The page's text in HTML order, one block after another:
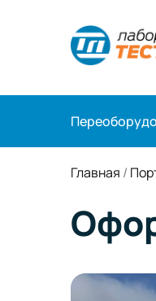
Главная /